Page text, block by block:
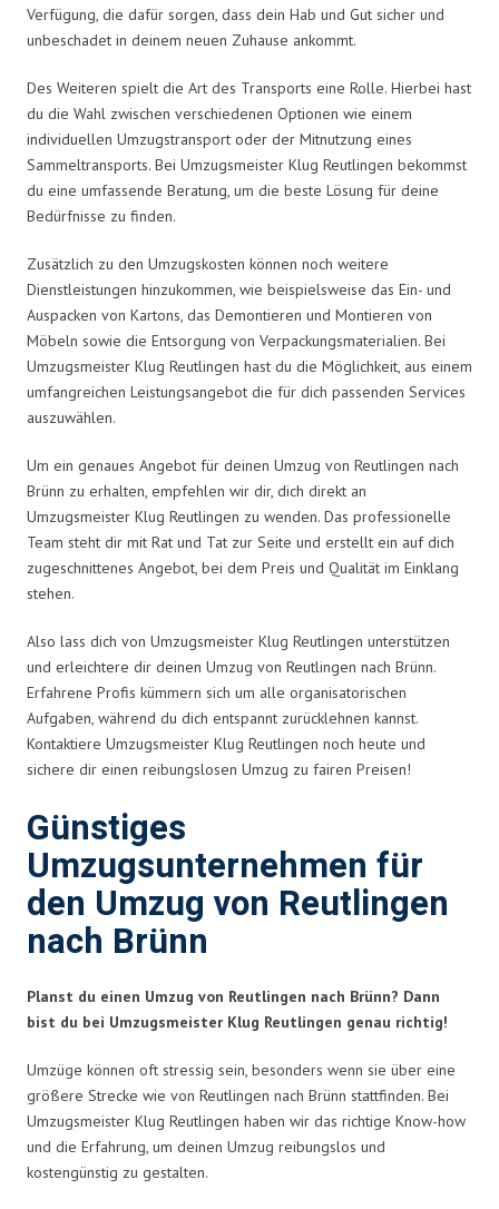
Verfügung, die dafür sorgen, dass dein Hab und Gut sicher und
unbeschadet in deinem neuen Zuhause ankommt.
Des Weiteren spielt die Art des Transports eine Rolle. Hierbei hast
du die Wahl zwischen verschiedenen Optionen wie einem
individuellen Umzugstransport oder der Mitnutzung eines
Sammeltransports. Bei Umzugsmeister Klug Reutlingen bekommst
du eine umfassende Beratung, um die beste Lösung für deine
Bedürfnisse zu finden.
Zusätzlich zu den Umzugskosten können noch weitere
Dienstleistungen hinzukommen, wie beispielsweise das Ein- und
Auspacken von Kartons, das Demontieren und Montieren von
Möbeln sowie die Entsorgung von Verpackungsmaterialien. Bei
Umzugsmeister Klug Reutlingen hast du die Möglichkeit, aus einem
umfangreichen Leistungsangebot die für dich passenden Services
auszuwählen.
Um ein genaues Angebot für deinen Umzug von Reutlingen nach
Brünn zu erhalten, empfehlen wir dir, dich direkt an
Umzugsmeister Klug Reutlingen zu wenden. Das professionelle
Team steht dir mit Rat und Tat zur Seite und erstellt ein auf dich
zugeschnittenes Angebot, bei dem Preis und Qualität im Einklang
stehen.
Also lass dich von Umzugsmeister Klug Reutlingen unterstützen
und erleichtere dir deinen Umzug von Reutlingen nach Brünn.
Erfahrene Profis kümmern sich um alle organisatorischen
Aufgaben, während du dich entspannt zurücklehnen kannst.
Kontaktiere Umzugsmeister Klug Reutlingen noch heute und
sichere dir einen reibungslosen Umzug zu fairen Preisen!
Günstiges
Umzugsunternehmen für
den Umzug von Reutlingen
nach Brünn
Planst du einen Umzug von Reutlingen nach Brünn? Dann
bist du bei Umzugsmeister Klug Reutlingen genau richtig!
Umzüge können oft stressig sein, besonders wenn sie über eine
größere Strecke wie von Reutlingen nach Brünn stattfinden. Bei
Umzugsmeister Klug Reutlingen haben wir das richtige Know-how
und die Erfahrung, um deinen Umzug reibungslos und
kostengünstig zu gestalten.